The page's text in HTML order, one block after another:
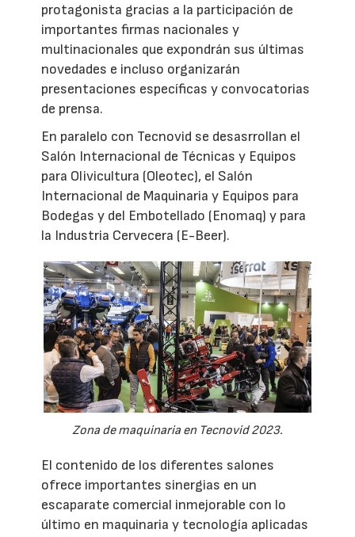
protagonista gracias a la participación de
importantes firmas nacionales y
multinacionales que expondrán sus últimas
novedades e incluso organizarán
presentaciones específicas y convocatorias
de prensa.
En paralelo con Tecnovid se desasrrollan el
Salón Internacional de Técnicas y Equipos
para Olivicultura (Oleotec), el Salón
Internacional de Maquinaria y Equipos para
Bodegas y del Embotellado (Enomaq) y para
la Industria Cervecera (E-Beer).
Zona de maquinaria en Tecnovid 2023.
El contenido de los diferentes salones
ofrece importantes sinergias en un
escaparate comercial inmejorable con lo
último en maquinaria y tecnología aplicadas